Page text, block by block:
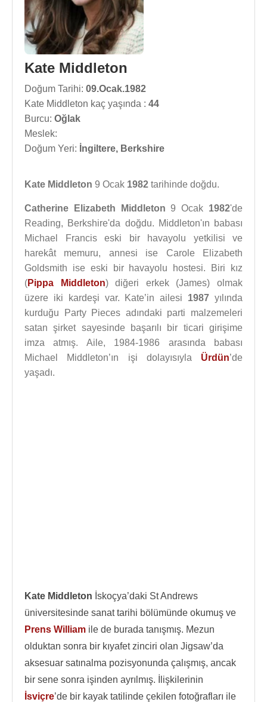
Kate Middleton
Doğum Tarihi: 09.Ocak.1982
Kate Middleton kaç yaşında : 44
Burcu: Oğlak
Meslek:
Doğum Yeri: İngiltere, Berkshire
Kate Middleton 9 Ocak 1982 tarihinde doğdu.
Catherine Elizabeth Middleton 9 Ocak 1982'de
Reading, Berkshire'da doğdu. Middleton'ın babası
Michael Francis eski bir havayolu yetkilisi ve
harekât memuru, annesi ise Carole Elizabeth
Goldsmith ise eski bir havayolu hostesi. Biri kız
(Pippa Middleton) diğeri erkek (James) olmak
üzere iki kardeşi var. Kate’in ailesi 1987 yılında
kurduğu Party Pieces adındaki parti malzemeleri
satan şirket sayesinde başarılı bir ticari girişime
imza atmış. Aile, 1984-1986 arasında babası
Michael Middleton’ın işi dolayısıyla Ürdün’de
yaşadı.
Kate Middleton İskoçya’daki St Andrews
üniversitesinde sanat tarihi bölümünde okumuş ve
Prens William ile de burada tanışmış. Mezun
olduktan sonra bir kıyafet zinciri olan Jigsaw’da
aksesuar satınalma pozisyonunda çalışmış, ancak
bir sene sonra işinden ayrılmış. İlişkilerinin
İsviçre’de bir kayak tatilinde çekilen fotoğrafları ile